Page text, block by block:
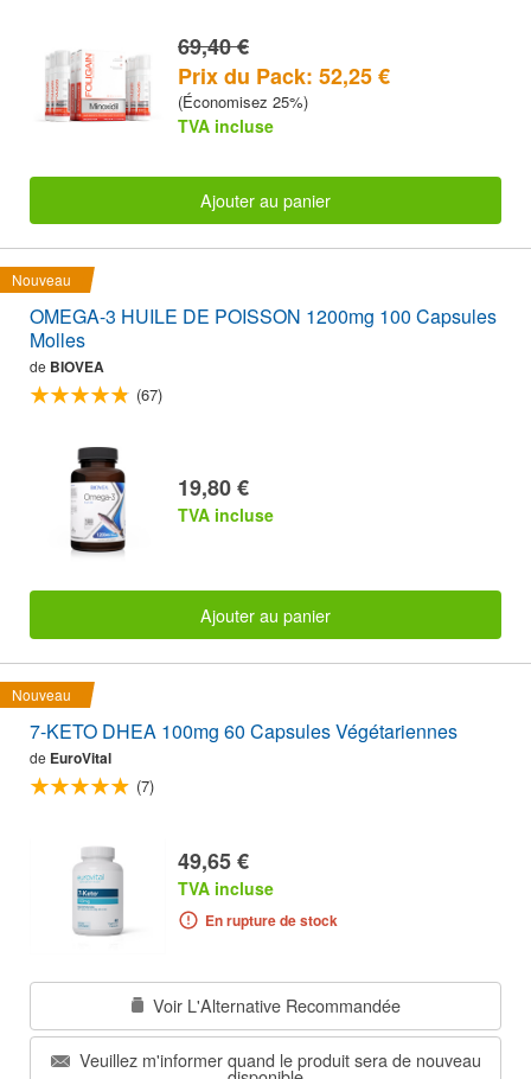
69,40 €
Prix du Pack: 52,25 €
(Économisez 25%)
TVA incluse
Ajouter au panier
Nouveau
OMEGA-3 HUILE DE POISSON 1200mg 100 Capsules
Molles
de BIOVEA
(67)
19,80 €
TVA incluse
Ajouter au panier
Nouveau
7-KETO DHEA 100mg 60 Capsules Végétariennes
de EuroVital
(7)
49,65 €
TVA incluse
En rupture de stock
Voir L'Alternative Recommandée
Veuillez m'informer quand le produit sera de nouveau